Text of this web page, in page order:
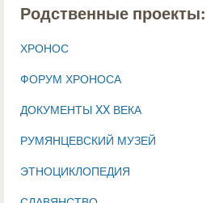
Родственные проекты:
ХРОНОС
ФОРУМ ХРОНОСА
ДОКУМЕНТЫ XX ВЕКА
РУМЯНЦЕВСКИЙ МУЗЕЙ
ЭТНОЦИКЛОПЕДИЯ